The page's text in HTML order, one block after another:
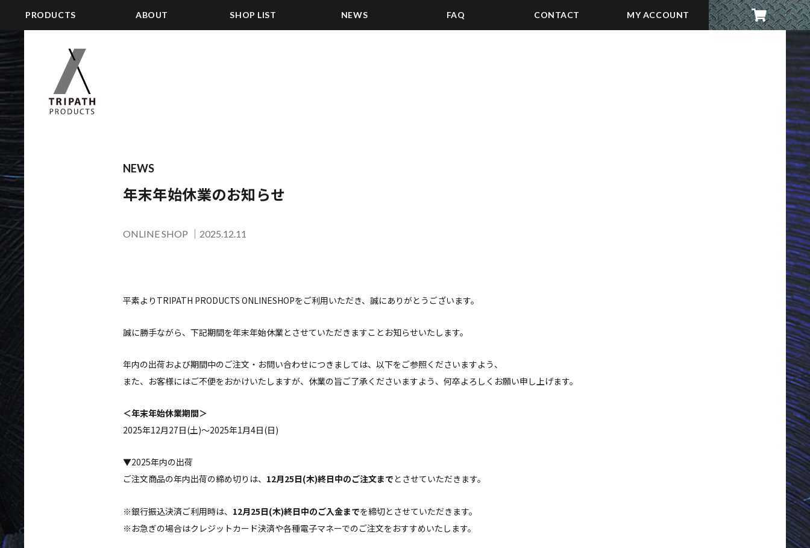
PRODUCTS ABOUT SHOP LIST NEWS FAQ CONTACT MY ACCOUNT
NEWS
年末年始休業のお知らせ
ONLINE SHOP 2025.12.11
平素よりTRIPATH PRODUCTS ONLINESHOPをご利用いただき、誠にありがとうございます。
誠に勝手ながら、下記期間を年末年始休業とさせていただきますことお知らせいたします。
年内の出荷および期間中のご注文・お問い合わせにつきましては、以下をご参照くださいますよう、
また、お客様にはご不便をおかけいたしますが、休業の旨ご了承くださいますよう、何卒よろしくお願い申し上げます。
＜年末年始休業期間＞
2025年12月27日(土)～2025年1月4日(日)
▼2025年内の出荷
ご注文商品の年内出荷の締め切りは、 12月25日(木)終日中のご注文までとさせていただきます。
※銀行振込決済ご利用時は、 12月25日(木)終日中のご入金までを締切とさせていただきます。
※お急ぎの場合はクレジットカード決済や各種電子マネーでのご注文をおすすめいたします。